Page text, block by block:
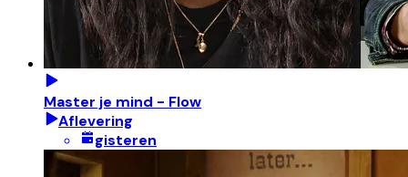
Master je mind - Flow
Aflevering
gisteren